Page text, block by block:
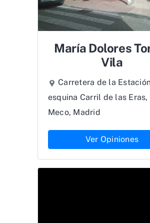
María Dolores
Vila
Carretera de la Estación
esquina Carril de las
Meco, Madrid
Ver Opiniones